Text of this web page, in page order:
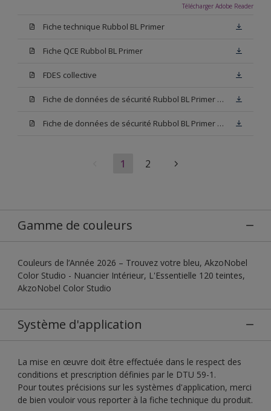
Télécharger Adobe Reader
Fiche technique Rubbol BL Primer
Fiche QCE Rubbol BL Primer
FDES collective
Fiche de données de sécurité Rubbol BL Primer Base W05
Fiche de données de sécurité Rubbol BL Primer Blanc
1 2
Gamme de couleurs
Couleurs de l’Année 2026 – Trouvez votre bleu, AkzoNobel
Color Studio - Nuancier Intérieur, L'Essentielle 120 teintes,
AkzoNobel Color Studio
Système d'application
La mise en œuvre doit être effectuée dans le respect des
conditions et prescription définies par le DTU 59-1.
Pour toutes précisions sur les systèmes d'application, merci
de bien vouloir vous reporter à la fiche technique du produit.